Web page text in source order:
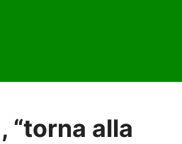
“torna alla